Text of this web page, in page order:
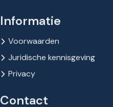
Informatie
Voorwaarden
Juridische kennisgeving
Privacy
Contact